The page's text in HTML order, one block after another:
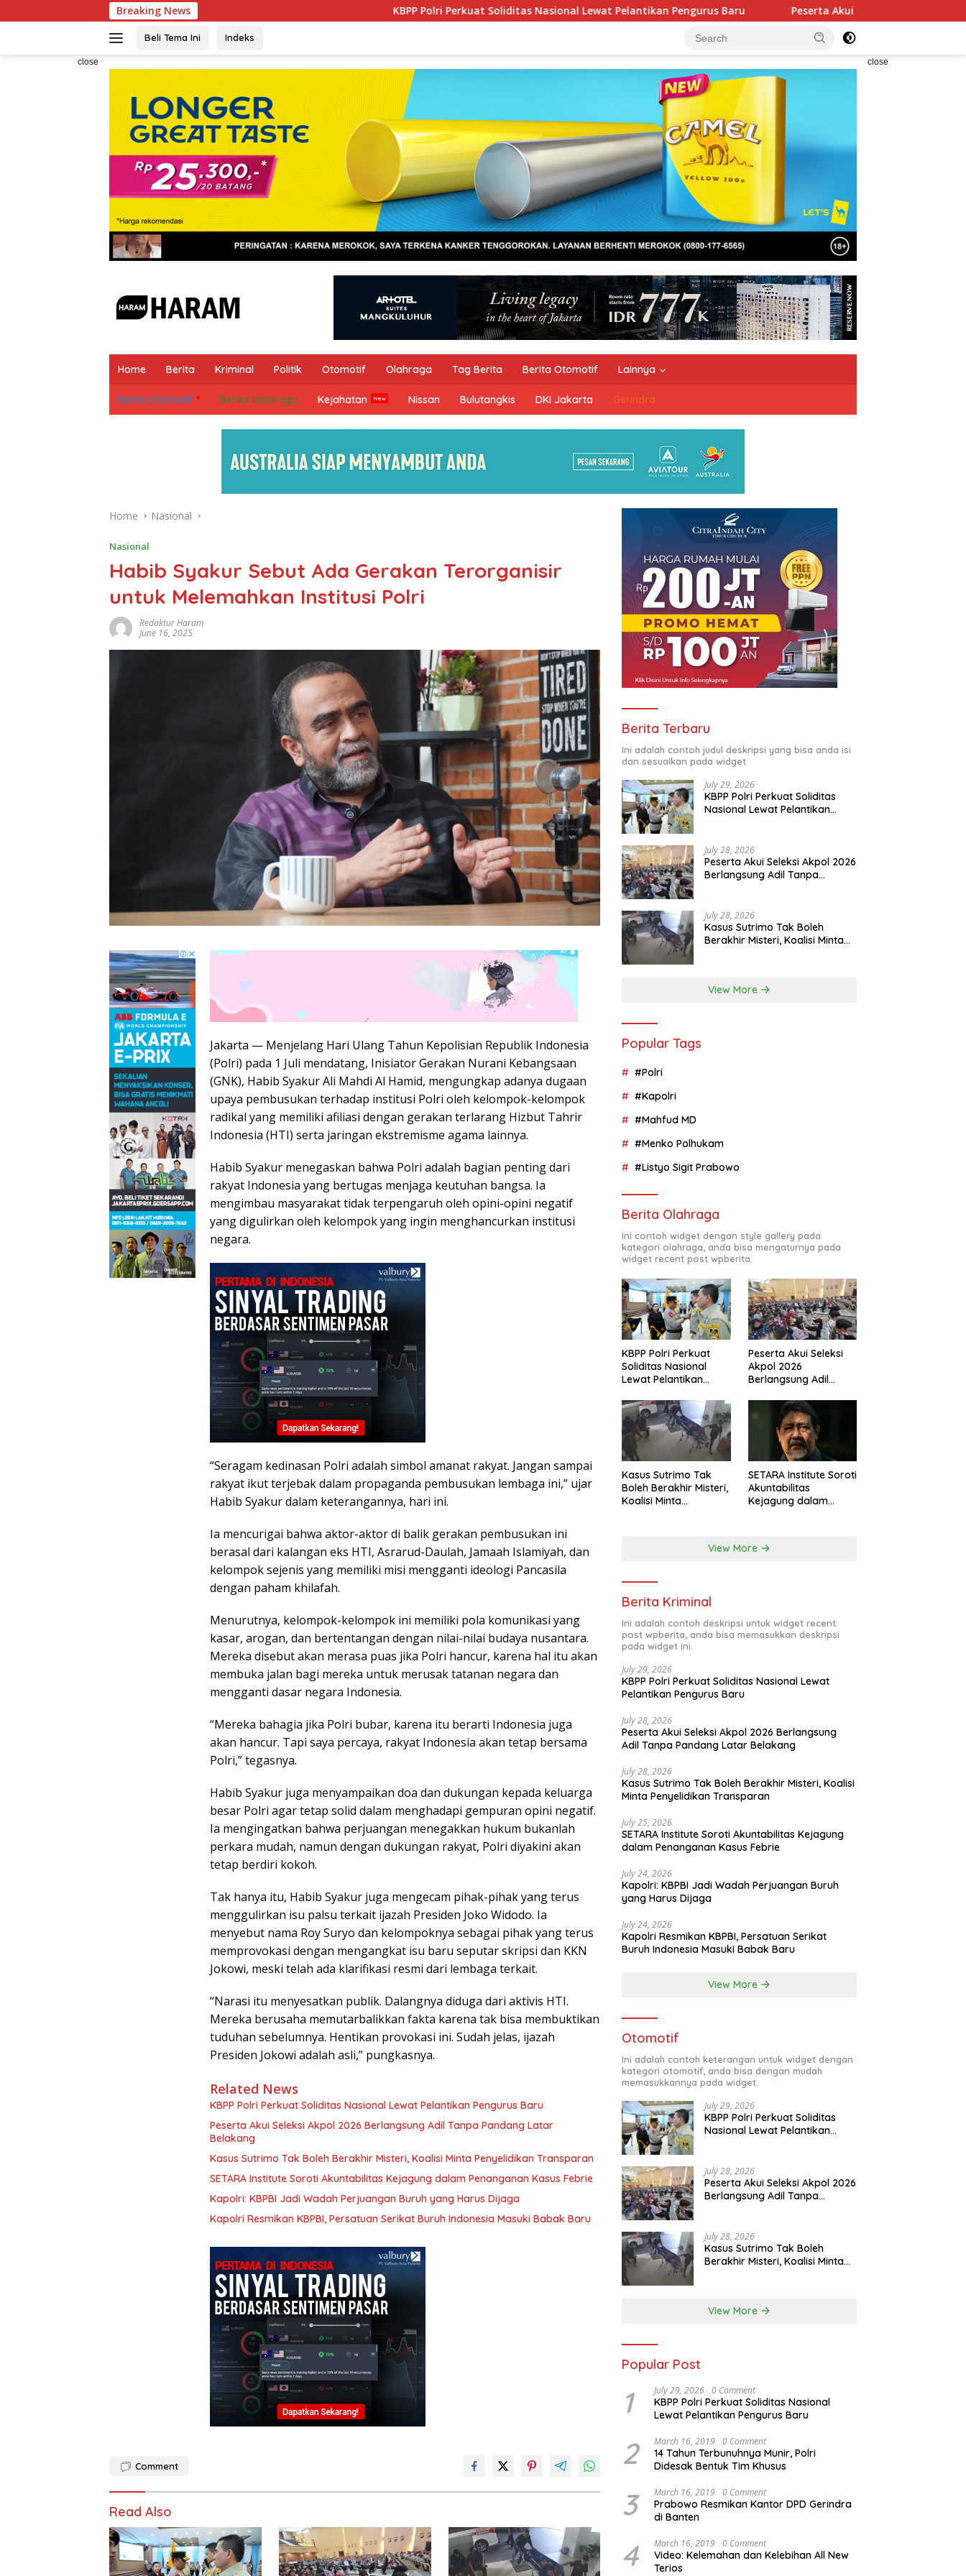
to
Breaking News KBPP Polri Perkuat Soliditas Nasional Lewat Pelantikan Pengurus Baru Peserta Akui Seleksi Akpol 2026 Berlangsung Adil Tanpa
Beli Tema Ini Indeks
close close
Home Berita Kriminal Politik Otomotif Olahraga Tag Berita Berita Otomotif Lainnya
Berita Otomotif Berita Olahraga Kejahatan Nissan Bulutangkis DKI Jakarta Gerindra
Home Nasional
Nasional
Habib Syakur Sebut Ada Gerakan Terorganisir
untuk Melemahkan Institusi Polri
Redaktur Haram
June 16, 2025
Jakarta — Menjelang Hari Ulang Tahun Kepolisian Republik Indonesia
(Polri) pada 1 Juli mendatang, Inisiator Gerakan Nurani Kebangsaan
(GNK), Habib Syakur Ali Mahdi Al Hamid, mengungkap adanya dugaan
upaya pembusukan terhadap institusi Polri oleh kelompok-kelompok
radikal yang memiliki afiliasi dengan gerakan terlarang Hizbut Tahrir
Indonesia (HTI) serta jaringan ekstremisme agama lainnya.
Habib Syakur menegaskan bahwa Polri adalah bagian penting dari
rakyat Indonesia yang bertugas menjaga keutuhan bangsa. Ia
mengimbau masyarakat tidak terpengaruh oleh opini-opini negatif
yang digulirkan oleh kelompok yang ingin menghancurkan institusi
negara.
“Seragam kedinasan Polri adalah simbol amanat rakyat. Jangan sampai
rakyat ikut terjebak dalam propaganda pembusukan lembaga ini,” ujar
Habib Syakur dalam keterangannya, hari ini.
Ia mencurigai bahwa aktor-aktor di balik gerakan pembusukan ini
berasal dari kalangan eks HTI, Asrarud-Daulah, Jamaah Islamiyah, dan
kelompok sejenis yang memiliki misi mengganti ideologi Pancasila
dengan paham khilafah.
Menurutnya, kelompok-kelompok ini memiliki pola komunikasi yang
kasar, arogan, dan bertentangan dengan nilai-nilai budaya nusantara.
Mereka disebut akan merasa puas jika Polri hancur, karena hal itu akan
membuka jalan bagi mereka untuk merusak tatanan negara dan
mengganti dasar negara Indonesia.
“Mereka bahagia jika Polri bubar, karena itu berarti Indonesia juga
akan hancur. Tapi saya percaya, rakyat Indonesia akan tetap bersama
Polri,” tegasnya.
Habib Syakur juga menyampaikan doa dan dukungan kepada keluarga
besar Polri agar tetap solid dalam menghadapi gempuran opini negatif.
Ia mengingatkan bahwa perjuangan menegakkan hukum bukanlah
perkara mudah, namun dengan dukungan rakyat, Polri diyakini akan
tetap berdiri kokoh.
Tak hanya itu, Habib Syakur juga mengecam pihak-pihak yang terus
menggulirkan isu palsu terkait ijazah Presiden Joko Widodo. Ia
menyebut nama Roy Suryo dan kelompoknya sebagai pihak yang terus
memprovokasi dengan mengangkat isu baru seputar skripsi dan KKN
Jokowi, meski telah ada klarifikasi resmi dari lembaga terkait.
“Narasi itu menyesatkan publik. Dalangnya diduga dari aktivis HTI.
Mereka berusaha memutarbalikkan fakta karena tak bisa membuktikan
tuduhan sebelumnya. Hentikan provokasi ini. Sudah jelas, ijazah
Presiden Jokowi adalah asli,” pungkasnya.
Related News
KBPP Polri Perkuat Soliditas Nasional Lewat Pelantikan Pengurus Baru
Peserta Akui Seleksi Akpol 2026 Berlangsung Adil Tanpa Pandang Latar
Belakang
Kasus Sutrimo Tak Boleh Berakhir Misteri, Koalisi Minta Penyelidikan Transparan
SETARA Institute Soroti Akuntabilitas Kejagung dalam Penanganan Kasus Febrie
Kapolri: KBPBI Jadi Wadah Perjuangan Buruh yang Harus Dijaga
Kapolri Resmikan KBPBI, Persatuan Serikat Buruh Indonesia Masuki Babak Baru
Comment
Read Also
Berita Terbaru
Ini adalah contoh judul deskripsi yang bisa anda isi
dan sesuaikan pada widget
July 29, 2026
KBPP Polri Perkuat Soliditas
Nasional Lewat Pelantikan
July 28, 2026
Peserta Akui Seleksi Akpol 2026
Berlangsung Adil Tanpa
July 28, 2026
Kasus Sutrimo Tak Boleh
Berakhir Misteri, Koalisi Minta
View More
Popular Tags
#Polri
#Kapolri
#Mahfud MD
#Menko Polhukam
#Listyo Sigit Prabowo
Berita Olahraga
Ini contoh widget dengan style gallery pada
kategori olahraga, anda bisa mengaturnya pada
widget recent post wpberita.
KBPP Polri Perkuat
Soliditas Nasional
Lewat Pelantikan
Peserta Akui Seleksi
Akpol 2026
Berlangsung Adil
Belakang
Kasus Sutrimo Tak
Boleh Berakhir Misteri,
Koalisi Minta
SETARA Institute Soroti
Akuntabilitas
Kejagung dalam
View More
Berita Kriminal
Ini adalah contoh deskripsi untuk widget recent
post wpberita, anda bisa memasukkan deskripsi
pada widget ini.
July 29, 2026
KBPP Polri Perkuat Soliditas Nasional Lewat
Pelantikan Pengurus Baru
July 28, 2026
Peserta Akui Seleksi Akpol 2026 Berlangsung
Adil Tanpa Pandang Latar Belakang
July 28, 2026
Kasus Sutrimo Tak Boleh Berakhir Misteri, Koalisi
Minta Penyelidikan Transparan
July 25, 2026
SETARA Institute Soroti Akuntabilitas Kejagung
dalam Penanganan Kasus Febrie
July 24, 2026
Kapolri: KBPBI Jadi Wadah Perjuangan Buruh
yang Harus Dijaga
July 24, 2026
Kapolri Resmikan KBPBI, Persatuan Serikat
Buruh Indonesia Masuki Babak Baru
View More
Otomotif
Ini adalah contoh keterangan untuk widget dengan
kategori otomotif, anda bisa dengan mudah
memasukkannya pada widget.
July 29, 2026
KBPP Polri Perkuat Soliditas
Nasional Lewat Pelantikan
July 28, 2026
Peserta Akui Seleksi Akpol 2026
Berlangsung Adil Tanpa
July 28, 2026
Kasus Sutrimo Tak Boleh
Berakhir Misteri, Koalisi Minta
View More
Popular Post
1 July 29, 2026 0 Comment
KBPP Polri Perkuat Soliditas Nasional
Lewat Pelantikan Pengurus Baru
2 March 16, 2019 0 Comment
14 Tahun Terbunuhnya Munir, Polri
Didesak Bentuk Tim Khusus
3 March 16, 2019 0 Comment
Prabowo Resmikan Kantor DPD Gerindra
di Banten
4 March 16, 2019 0 Comment
Video: Kelemahan dan Kelebihan All New
Terios